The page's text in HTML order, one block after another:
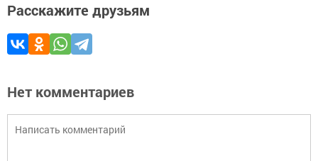
Расскажите друзьям
Нет комментариев